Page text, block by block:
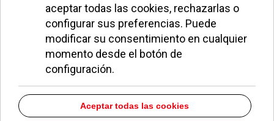
S.L.
Dirección: C/ Edgar Neville 4 – Edificio Ayessa 1 – bajo C
Pozuelo de Alarcón
Madrid
28223
Teléfono:
915120386